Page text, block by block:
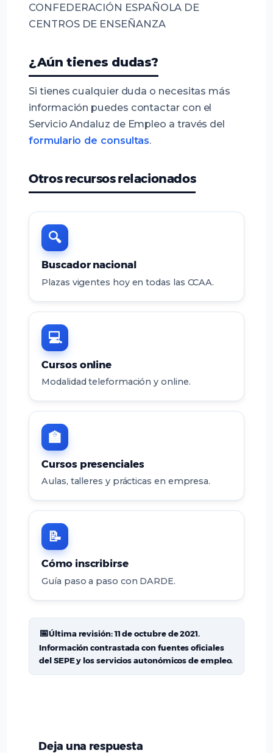
CONFEDERACIÓN ESPAÑOLA DE
CENTROS DE ENSEÑANZA
¿Aún tienes dudas?
Si tienes cualquier duda o necesitas más
información puedes contactar con el
Servicio Andaluz de Empleo a través del
formulario de consultas.
Otros recursos relacionados
🔍
Buscador nacional
Plazas vigentes hoy en todas las CCAA.
💻
Cursos online
Modalidad teleformación y online.
🏫
Cursos presenciales
Aulas, talleres y prácticas en empresa.
📝
Cómo inscribirse
Guía paso a paso con DARDE.
📅Última revisión:11 de octubre de 2021.
Información contrastada con fuentes oficiales
del SEPE y los servicios autonómicos de empleo.
Deja una respuesta